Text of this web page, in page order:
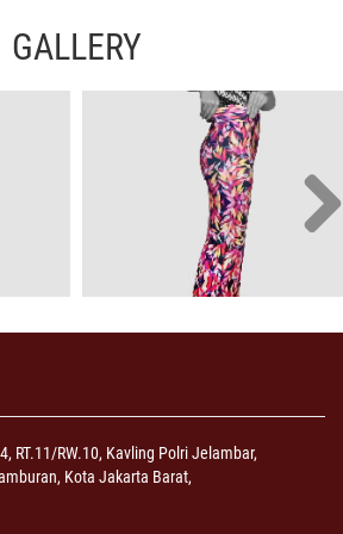
GALLERY
RT.11/RW.10, Kavling Polri Jelambar,
Kota Jakarta Barat,